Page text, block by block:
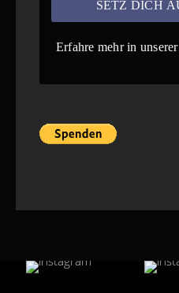
Erfahre mehr in unserer